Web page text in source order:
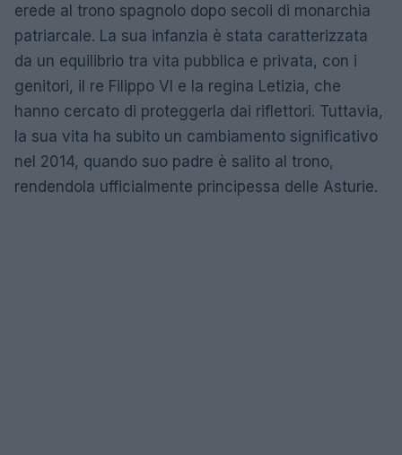
erede al trono spagnolo dopo secoli di monarchia
patriarcale. La sua infanzia è stata caratterizzata
da un equilibrio tra vita pubblica e privata, con i
genitori, il re Filippo VI e la regina Letizia, che
hanno cercato di proteggerla dai riflettori. Tuttavia,
la sua vita ha subito un cambiamento significativo
nel 2014, quando suo padre è salito al trono,
rendendola ufficialmente principessa delle Asturie.